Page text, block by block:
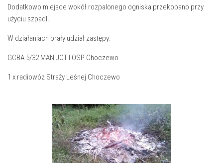
Dodatkowo miejsce wokół rozpalonego ogniska przekopano przy
użyciu szpadli.
W działaniach brały udział zastępy:
GCBA 5/32 MAN JOT I OSP Choczewo
1 x radiowóz Straży Leśnej Choczewo